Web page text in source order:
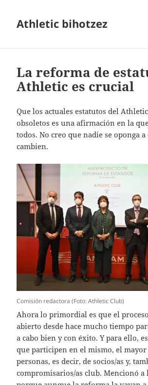
Athletic bihotzez
La reforma de
Athletic es crucial
Que los actuales estatutos del
obsoletos es una afirmación en la
todos. No creo que nadie se oponga a
cambien.
Comisión redactora (Foto: Athletic Club)
Ahora lo primordial es que el
abierto desde hace mucho tiempo
a cabo bien y con éxito. Y para ello,
que participen en el mismo, el
personas, es decir, de socios/as y,
compromisarios/as club. Mencionó a